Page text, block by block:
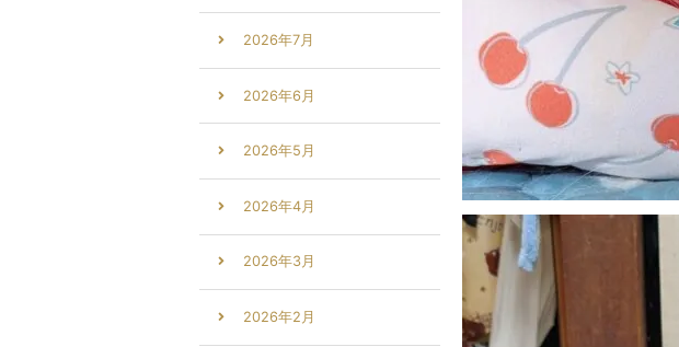
2026年7月
2026年6月
2026年5月
2026年4月
2026年3月
2026年2月